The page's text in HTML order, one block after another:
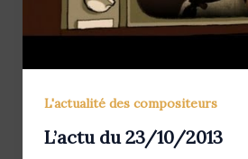
L'actualité des compositeurs
L’actu du 23/10/2013